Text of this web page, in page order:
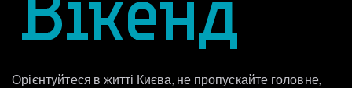
Орієнтуйтеся в житті Києва, не пропускайте головне,